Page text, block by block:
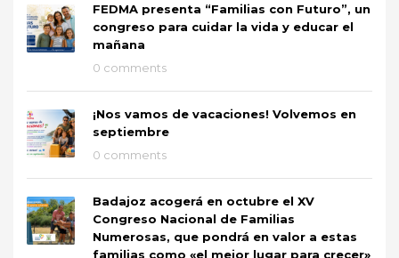
FEDMA presenta “Familias con Futuro”, un
congreso para cuidar la vida y educar el
mañana
0 comments
¡Nos vamos de vacaciones! Volvemos en
septiembre
0 comments
Badajoz acogerá en octubre el XV
Congreso Nacional de Familias
Numerosas, que pondrá en valor a estas
familias como «el mejor lugar para crecer»